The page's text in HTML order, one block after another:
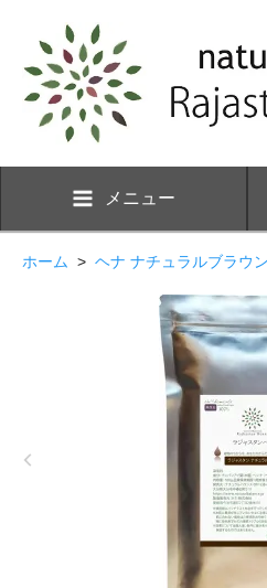
メニュー
ホーム > ヘナ ナチュラルブラウン